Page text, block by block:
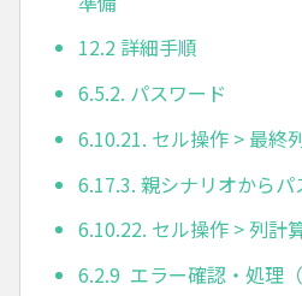
12.2 詳細手順
6.5.2. パスワード
6.10.21. セル操作 > 最終
6.17.3. 親シナリオから
6.10.22. セル操作 > 列計
6.2.9 エラー確認・処理